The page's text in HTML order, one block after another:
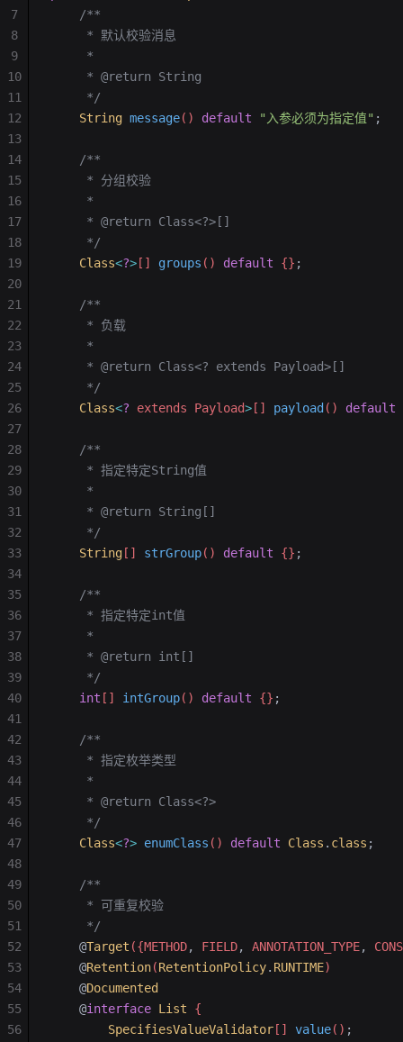
    /**
     * 默认校验消息
     *
     * @return String
     */
    String
message() default "入参必须为指定值" ;
    /**
     * 分组校验
     *
     * @return Class<?>[]
     */
    Class
<?> [] groups () default {} ;
    /**
     * 负载
     *
     * @return Class<? extends Payload>[]
     */
    Class
<? extends Payload> [] payload () default
    /**
     * 指定特定String值
     *
     * @return String[]
     */
    String
[] strGroup() default {} ;
    /**
     * 指定特定int值
     *
     * @return int[]
     */
    int
[] intGroup() default {} ;
    /**
     * 指定枚举类型
     *
     * @return Class<?>
     */
    Class
<?> enumClass () default Class . class ;
    /**
     * 可重复校验
     */
    @
Target ({METHOD, FIELD, ANNOTATION_TYPE,
    @
Retention(RetentionPolicy. RUNTIME)
    @
Documented
    @
interface List {
        SpecifiesValueValidator
[] value() ;
7
8
9
10
11
12
13
14
15
16
17
18
19
20
21
22
23
24
25
26
27
28
29
30
31
32
33
34
35
36
37
38
39
40
41
42
43
44
45
46
47
48
49
50
51
52
53
54
55
56